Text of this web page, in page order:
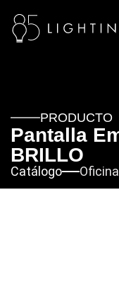
PRODUCTO
Pantalla
BRILLO
Catálogo